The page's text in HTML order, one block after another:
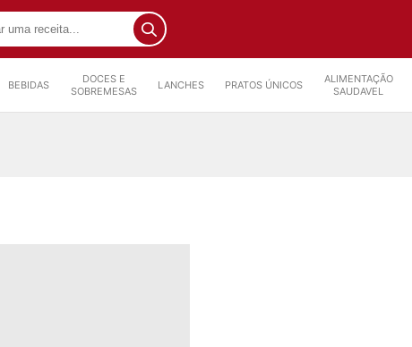
BEBIDAS
DOCES E
SOBREMESAS
LANCHES PRATOS ÚNICOS
ALIMENTAÇÃO
SAUDAVEL